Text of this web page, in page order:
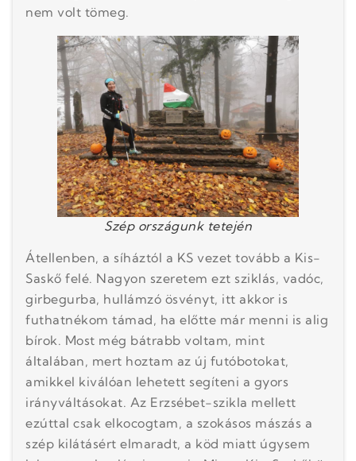
nem volt tömeg.
Szép országunk tetején
Átellenben, a síháztól a KS vezet tovább a Kis-
Saskő felé. Nagyon szeretem ezt sziklás, vadóc,
girbegurba, hullámzó ösvényt, itt akkor is
futhatnékom támad, ha előtte már menni is alig
bírok. Most még bátrabb voltam, mint
általában, mert hoztam az új futóbotokat,
amikkel kiválóan lehetett segíteni a gyors
irányváltásokat. Az Erzsébet-szikla mellett
ezúttal csak elkocogtam, a szokásos mászás a
szép kilátásért elmaradt, a köd miatt úgysem